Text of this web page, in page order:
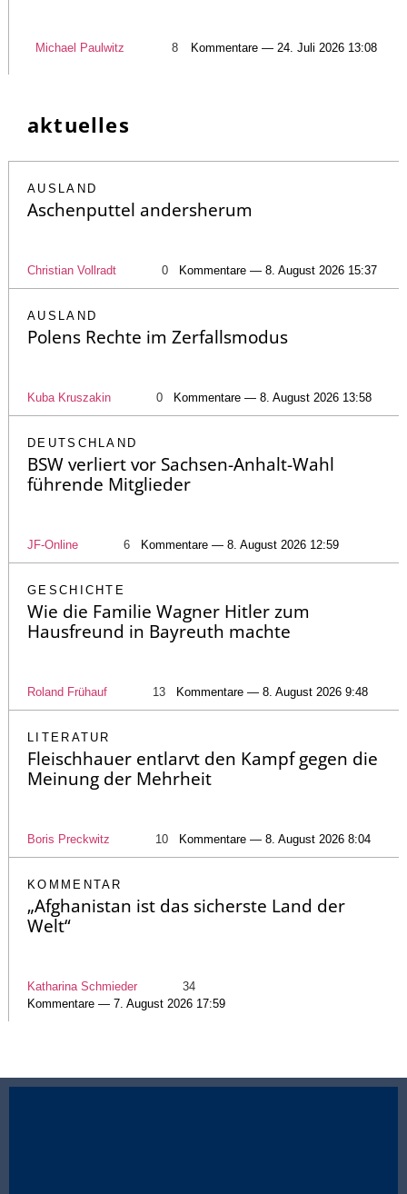
Michael Paulwitz 8 Kommentare — 24. Juli 2026 13:08
aktuelles
AUSLAND
Aschenputtel andersherum
Christian Vollradt 0 Kommentare — 8. August 2026 15:37
AUSLAND
Polens Rechte im Zerfallsmodus
Kuba Kruszakin 0 Kommentare — 8. August 2026 13:58
DEUTSCHLAND
BSW verliert vor Sachsen-Anhalt-Wahl
führende Mitglieder
JF-Online 6 Kommentare — 8. August 2026 12:59
GESCHICHTE
Wie die Familie Wagner Hitler zum
Hausfreund in Bayreuth machte
Roland Frühauf 13 Kommentare — 8. August 2026 9:48
LITERATUR
Fleischhauer entlarvt den Kampf gegen die
Meinung der Mehrheit
Boris Preckwitz 10 Kommentare — 8. August 2026 8:04
KOMMENTAR
„Afghanistan ist das sicherste Land der
Welt“
Katharina Schmieder
34
Kommentare — 7. August 2026 17:59